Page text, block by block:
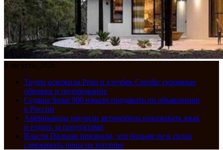
6 августа, 2026
Toyota освежила Prius и хэтчбек Corolla: скромные
обновки и подорожание
Седаны Senat 900 начали продавать по объявлению
в России
Американцы научили автомобиль показывать язык
и ездить за продуктами
Власти Польши признали, что больше не в силах
сдерживать цены на топливо